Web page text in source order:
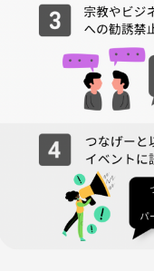
、進行の妨害をするこ
をお断りします。また
は皆様の安全を確保す
きますので、極端に天
で起きる事故、トラブ
とはありません。